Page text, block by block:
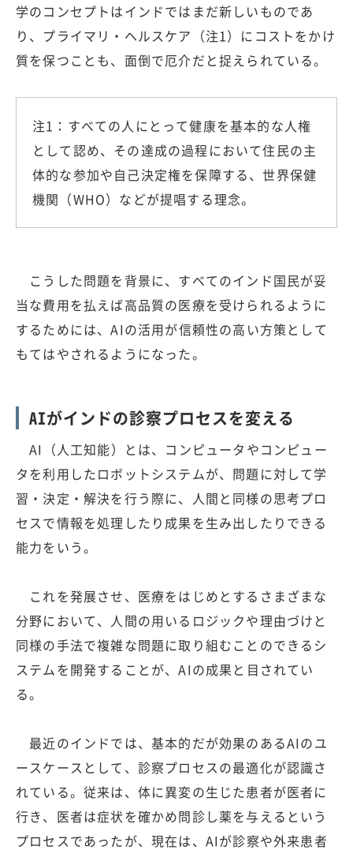
学のコンセプトはインドではまだ新しいものであ
り、プライマリ・ヘルスケア（注1）にコストをかけ
質を保つことも、面倒で厄介だと捉えられている。
注1：すべての人にとって健康を基本的な人権
として認め、その達成の過程において住民の主
体的な参加や自己決定権を保障する、世界保健
機関（WHO）などが提唱する理念。
こうした問題を背景に、すべてのインド国民が妥
当な費用を払えば高品質の医療を受けられるように
するためには、AIの活用が信頼性の高い方策として
もてはやされるようになった。
AIがインドの診察プロセスを変える
AI（人工知能）とは、コンピュータやコンピュー
タを利用したロボットシステムが、問題に対して学
習・決定・解決を行う際に、人間と同様の思考プロ
セスで情報を処理したり成果を生み出したりできる
能力をいう。
これを発展させ、医療をはじめとするさまざまな
分野において、人間の用いるロジックや理由づけと
同様の手法で複雑な問題に取り組むことのできるシ
ステムを開発することが、AIの成果と目されてい
る。
最近のインドでは、基本的だが効果のあるAIのユ
ースケースとして、診察プロセスの最適化が認識さ
れている。従来は、体に異変の生じた患者が医者に
行き、医者は症状を確かめ問診し薬を与えるという
プロセスであったが、現在は、AIが診察や外来患者